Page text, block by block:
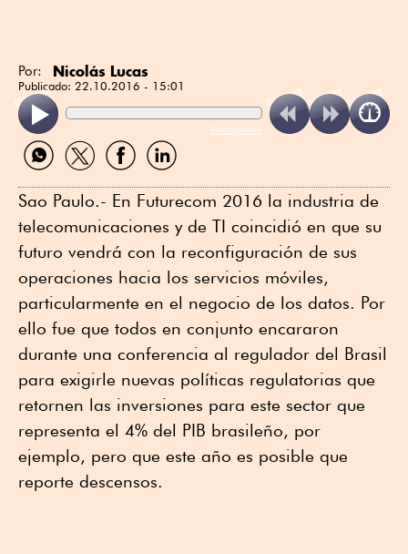
Por: Nicolás Lucas
Publicado: 22.10.2016 - 15:01
ReadSpeaker
Compartir
por
Compartir
por
Compartir
por
Compartir
por
Sao Paulo.- En Futurecom 2016 la industria de
telecomunicaciones y de TI coincidió en que su
futuro vendrá con la reconfiguración de sus
operaciones hacia los servicios móviles,
particularmente en el negocio de los datos. Por
ello fue que todos en conjunto encararon
durante una conferencia al regulador del Brasil
para exigirle nuevas políticas regulatorias que
retornen las inversiones para este sector que
representa el 4% del PIB brasileño, por
ejemplo, pero que este año es posible que
reporte descensos.